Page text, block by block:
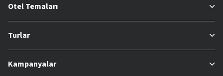
Otel Temaları
Turlar
Kampanyalar